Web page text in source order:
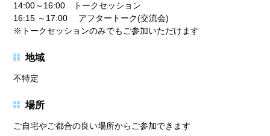
14:00～16:00 トークセッション
16:15 ～17:00 アフタートーク(交流会)
※トークセッションのみでもご参加いただけます
地域
不特定
場所
ご自宅やご都合の良い場所からご参加できます